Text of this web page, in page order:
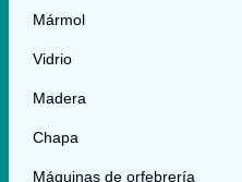
Mármol
Vidrio
Madera
Chapa
Máquinas de orfebrería